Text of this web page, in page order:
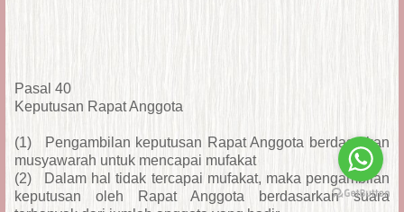
Pasal 40
Keputusan Rapat Anggota
(1)
Pengambilan keputusan Rapat Anggota berdasarkan
musyawarah untuk mencapai mufakat
(2)
Dalam hal tidak tercapai mufakat, maka pengambilan
keputusan oleh Rapat Anggota berdasarkan suara